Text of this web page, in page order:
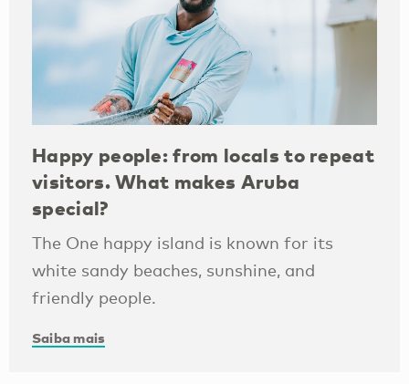
Happy people: from locals to repeat
visitors. What makes Aruba
special?
The One happy island is known for its
white sandy beaches, sunshine, and
friendly people.
Saiba mais